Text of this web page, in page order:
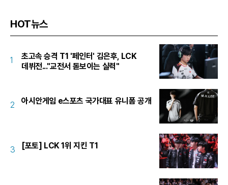
HOT뉴스
1
초고속 승격 T1 '페인터' 김은후, LCK
데뷔전..."교전서 돋보이는 실력"
2 아시안게임 e스포츠 국가대표 유니폼 공개
3 [포토] LCK 1위 지킨 T1